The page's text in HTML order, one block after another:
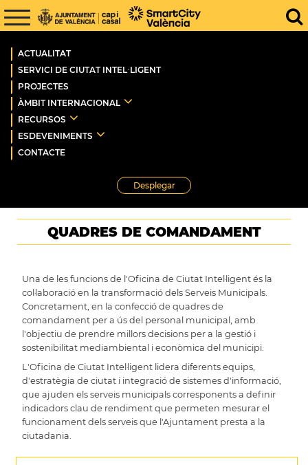
ACTUALITAT
SERVICI DE CIUTAT INTEL·LIGENT
PROJECTES
ÀMBIT INTERNACIONAL
RECURSOS
ESDEVENIMENTS
CONTACTE
Desplegar
QUADRES DE COMANDAMENT
Una de les funcions de l'Oficina de Ciutat Intel·ligentés la
col·laboració en la transformació dels Serveis Municipals.
Concretament, en la confecció de quadres de
comandament per a ús del personal municipal, amb
l'objectiu de prendre millors decisions per a la gestió i
sostenibilitat mediambiental i econòmica del municipi.
L'Oficina de Ciutat Intel·ligent lidera diferents equips,
d'estratègia de ciutat i integració de sistemes d'informació,
que ajuden els serveis municipals corresponents a definir
indicadors clau de rendiment que permeten mesurar el
funcionament dels serveis que l'Ajuntament presta a la
ciutadania.